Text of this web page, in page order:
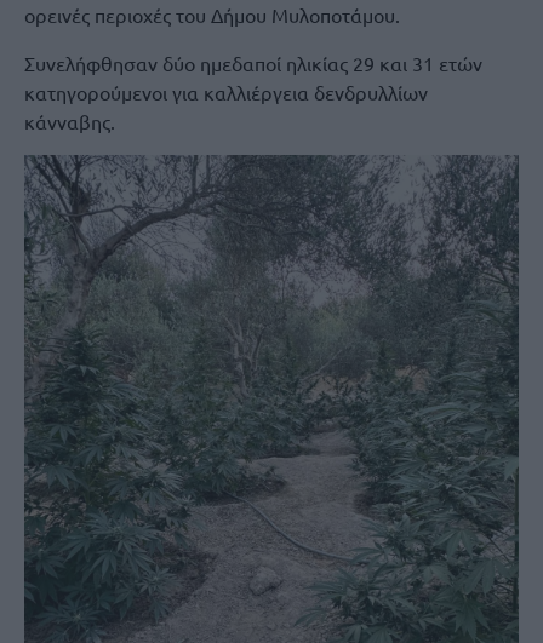
ορεινές περιοχές του Δήμου Μυλοποτάμου.
Συνελήφθησαν δύο ημεδαποί ηλικίας 29 και 31 ετών
κατηγορούμενοι για καλλιέργεια δενδρυλλίων
κάνναβης.